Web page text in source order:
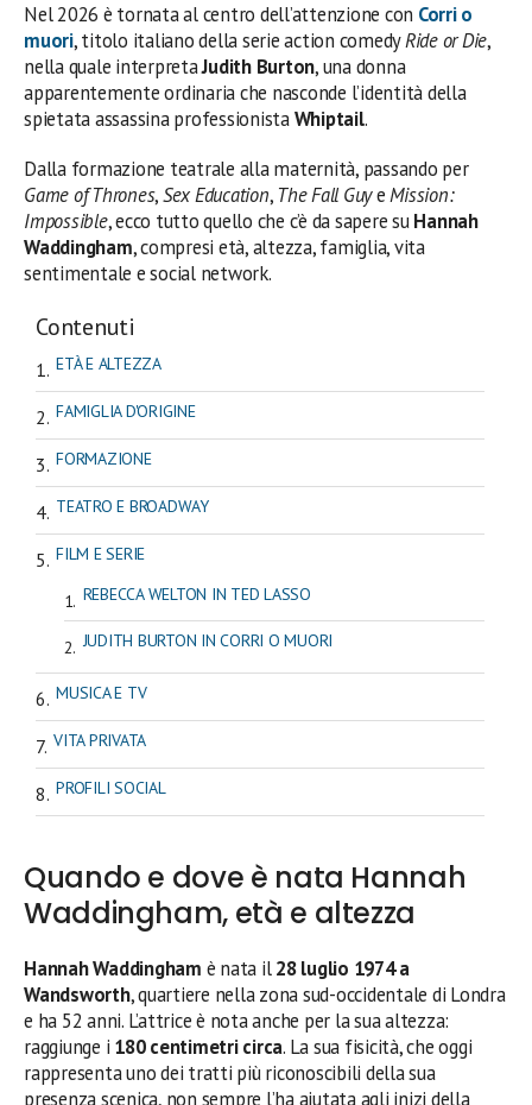
Nel 2026 è tornata al centro dell’attenzione con Corri o
muori, titolo italiano della serie action comedyRide or Die,
nella quale interpretaJudith Burton, una donna
apparentemente ordinaria che nasconde l’identità della
spietata assassina professionistaWhiptail.
Dalla formazione teatrale alla maternità, passando per
Game of Thrones,Sex Education, The Fall GuyeMission:
Impossible, ecco tutto quello che c’è da sapere suHannah
Waddingham, compresi età, altezza, famiglia, vita
sentimentale e social network.
Contenuti
ETÀ E ALTEZZA
FAMIGLIA D'ORIGINE
FORMAZIONE
TEATRO E BROADWAY
FILM E SERIE
REBECCA WELTON IN TED LASSO
JUDITH BURTON IN CORRI O MUORI
MUSICA E TV
VITA PRIVATA
PROFILI SOCIAL
Quando e dove è nata Hannah
Waddingham, età e altezza
Hannah Waddingham è nata il28 luglio 1974 a
Wandsworth, quartiere nella zona sud-occidentale di Londra
e ha 52 anni. L’attrice è nota anche per la sua altezza:
raggiunge i 180 centimetri circa. La sua fisicità, che oggi
rappresenta uno dei tratti più riconoscibili della sua
presenza scenica, non sempre l’ha aiutata agli inizi della